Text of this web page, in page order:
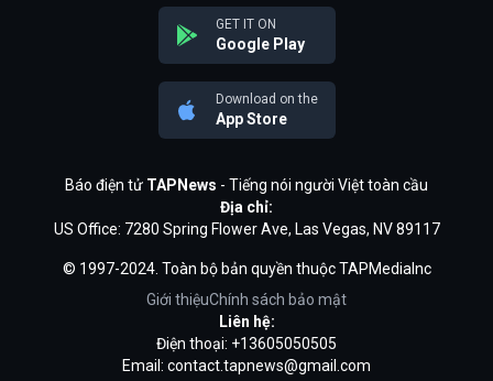
GET IT ON
Google Play
Download on the
App Store
Báo điện tử TAPNews - Tiếng nói người Việt toàn cầu
Địa chỉ:
US Office: 7280 Spring Flower Ave, Las Vegas, NV 89117
© 1997-2024. Toàn bộ bản quyền thuộc TAPMediaInc
Giới thiệuChính sách bảo mật
Liên hệ:
Điện thoại: +13605050505
Email: contact.tapnews@gmail.com